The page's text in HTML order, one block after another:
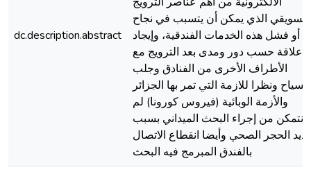
dc.description.abstract
الذي يمكن أن يتسبب في نجاح
أو فشل هذه الخدمات الفندقية، وإيجاد
علاقة حسب دور ومدى بعد الترويج مع
الأطراف الأخرى من الفنادق وجلب
السياح ونظرا للازمة التي تمر بها الجزائر
والأزمة الوبائية (فيروس كورونا) لم
نتمكن من إجراء البحث الميداني بسبب
الحجر الصحي وأيضا انقطاع الاتصال
بالفندق المبرمج فيه البحث